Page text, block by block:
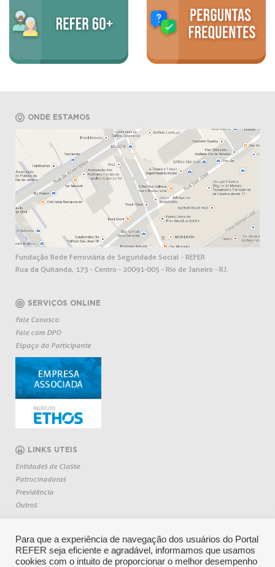
ONDE ESTAMOS
Fundação Rede Ferroviária de Seguridade Social - REFER
Rua da Quitanda, 173 - Centro - 20091-005 - Rio de Janeiro - RJ.
SERVIÇOS ONLINE
Fale Conosco
Fale com DPO
Espaço do Participante
LINKS UTEIS
Entidades de Classe
Patrocinadoras
Previdência
Outros
Para que a experiência de navegação dos usuários do Portal
REFER seja eficiente e agradável, informamos que usamos
cookies com o intuito de proporcionar o melhor desempenho